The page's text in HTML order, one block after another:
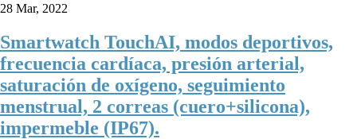
28 Mar, 2022
Smartwatch TouchAI, modos deportivos,
frecuencia cardíaca, presión arterial,
saturación de oxígeno, seguimiento
menstrual, 2 correas (cuero+silicona),
impermeble (IP67).